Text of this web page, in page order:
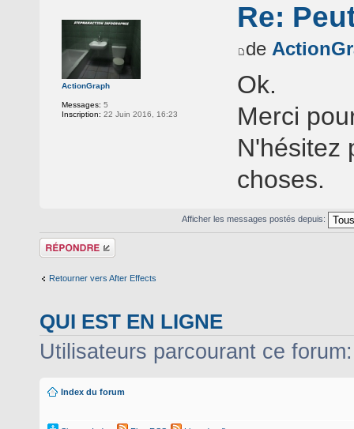
ActionGraph
Messages: 5
Inscription: 22 Juin 2016, 16:23
Re:
de
Ok.
Merci
N'hésitez
choses.
Afficher les messages postés depuis:
Répondre
Retourner vers After Effects
QUI EST EN LIGNE
Utilisateurs parcourant ce
Index du forum